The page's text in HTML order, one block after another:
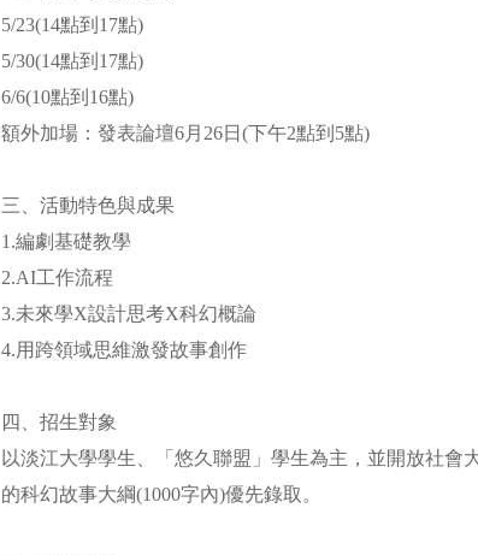
5/23(14點到17點)
5/30(14點到17點)
6/6(10點到16點)
額外加場：發表論壇6月26日(下午2點到5點)
三、活動特色與成果
1.編劇基礎教學
2.AI工作流程
3.未來學X設計思考X科幻概論
4.用跨領域思維激發故事創作
四、招生對象
以淡江大學學生、「悠久聯盟」學生為主，並開放社會
的科幻故事大綱(1000字內)優先錄取。